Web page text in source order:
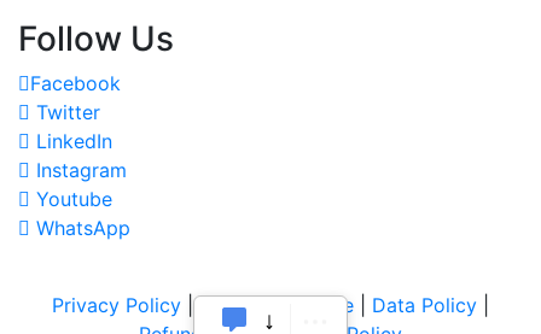
Follow Us
Facebook
Twitter
LinkedIn
Instagram
Youtube
WhatsApp
Privacy Policy | Terms of Service Data Policy